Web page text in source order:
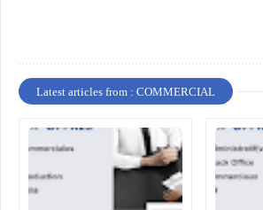
Latest articles from : COMMERCIAL